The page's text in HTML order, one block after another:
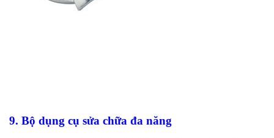
9. Bộ dụng cụ sửa chữa đa năng